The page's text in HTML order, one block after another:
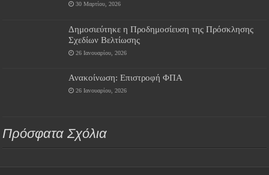
30 Μαρτίου, 2026
Δημοσιεύτηκε η Προδημοσίευση της Πρόσκλησης
Σχεδίων Βελτίωσης
26 Ιανουαρίου, 2026
Ανακοίνωση: Επιστροφή ΦΠΑ
26 Ιανουαρίου, 2026
Πρόσφατα Σχόλια